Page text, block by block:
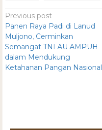
Previous post
Panen Raya Padi di Lanud
Muljono, Cerminkan
Semangat TNI AU AMPUH
dalam Mendukung
Ketahanan Pangan Nasional